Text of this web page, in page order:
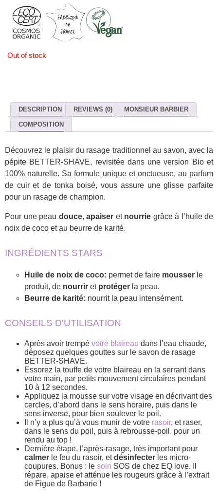
Out of stock
DESCRIPTION REVIEWS (0) MONSIEUR BARBIER
COMPOSITION
Découvrez le plaisir du rasage traditionnel au savon, avec la
pépite BETTER-SHAVE, revisitée dans une version Bio et
100% naturelle. Sa formule unique et onctueuse, au parfum
de cuir et de tonka boisé, vous assure une glisse parfaite
pour un rasage de champion.
Pour une peau douce, apaiser etnourrie grâce à l’huile de
noix de coco et au beurre de karité.
INGRÉDIENTS STARS
Huile de noix de coco: permet de faire mousser le
produit, de nourrir et protéger la peau.
Beurre de karité: nourrit la peau intensément.
CONSEILS D'UTILISATION
Après avoir trempé votre blaireau dans l’eau chaude,
déposez quelques gouttes sur le savon de rasage
BETTER-SHAVE.
Essorez la touffe de votre blaireau en la serrant dans
votre main, par petits mouvement circulaires pendant
10 à 12 secondes.
Appliquez la mousse sur votre visage en décrivant des
cercles, d’abord dans le sens horaire, puis dans le
sens inverse, pour bien soulever le poil.
Il n’y a plus qu’à vous munir de votre rasoir, et raser,
dans le sens du poil, puis à rebrousse-poil, pour un
rendu au top !
Dernière étape, l’après-rasage, très important pour
calmer le feu du rasoir, etdésinfecter les micro-
coupures. Bonus : le soin SOS de chez EQ love. Il
répare, apaise et atténue les rougeurs grâce à l’extrait
de Figue de Barbarie !